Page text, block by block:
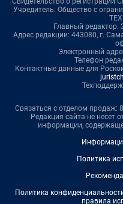
Учредитель: Общество с
Главный редактор:
Адрес редакции: 443080, г.
Электронный
Телефон
Контактные данные для
Связаться с отделом продаж:
Редакция сайта не несет
информации,
Политика
Политика
правила